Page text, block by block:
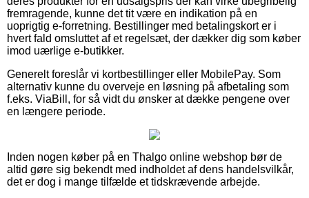
fremragende, kunne det tit være en indikation på en
uoprigtig e-forretning. Bestillinger med betalingskort er i
hvert fald omsluttet af et regelsæt, der dækker dig som køber
imod uærlige e-butikker.
Generelt foreslår vi kortbestillinger eller MobilePay. Som
alternativ kunne du overveje en løsning på afbetaling som
f.eks. ViaBill, for så vidt du ønsker at dække pengene over
en længere periode.
Inden nogen køber på en Thalgo online webshop bør de
altid gøre sig bekendt med indholdet af dens handelsvilkår,
det er dog i mange tilfælde et tidskrævende arbejde.